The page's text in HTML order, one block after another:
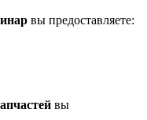
вы предоставляете:
вы